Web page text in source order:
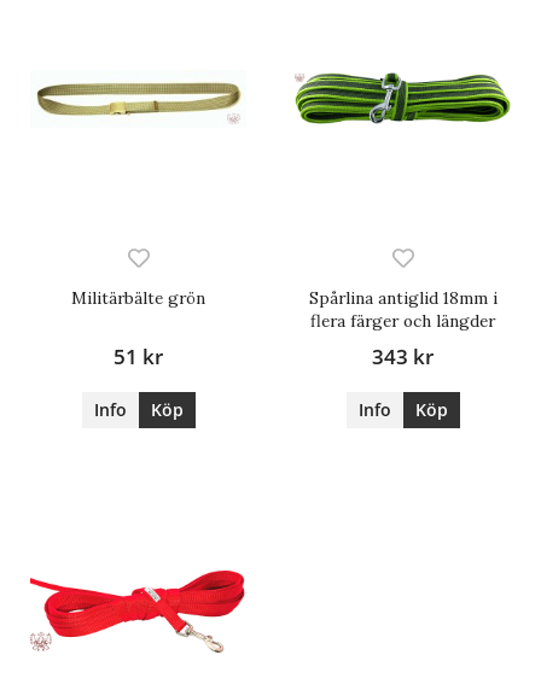
Militärbälte grön
51 kr
Info Köp
Spårlina antiglid 18mm i
flera färger och längder
343 kr
Info Köp